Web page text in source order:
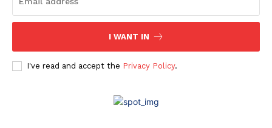
I WANT IN
I've read and accept the Privacy Policy.